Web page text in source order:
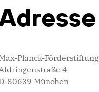
Max-Planck-Förderstiftung
4
D-80639 München